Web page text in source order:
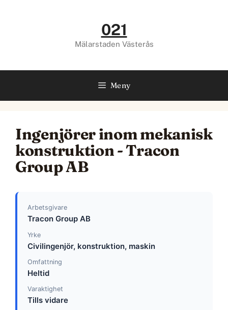
021
Mälarstaden Västerås
Meny
Ingenjörer inom mekanisk
konstruktion - Tracon
Group AB
Arbetsgivare
Tracon Group AB
Yrke
Civilingenjör, konstruktion, maskin
Omfattning
Heltid
Varaktighet
Tills vidare